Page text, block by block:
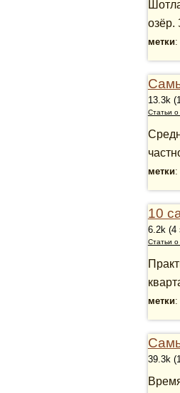
озёр.
метки:
13.3k
Статьи
метки:
10
6.2k (4
Статьи
метки:
39.3k